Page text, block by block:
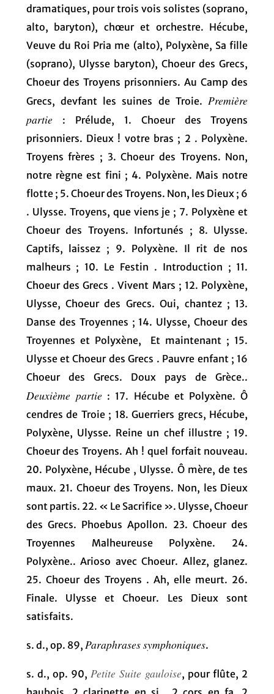
dramatiques, pour trois vois solistes (soprano,
alto, baryton), chœur et orchestre. Hécube,
Veuve du Roi Pria me (alto), Polyxène, Sa fille
(soprano), Ulysse baryton), Choeur des Grecs,
Choeur des Troyens prisonniers. Au Camp des
Grecs, devfant les suines de Troie. Première
partie
: Prélude, 1. Choeur des Troyens
prisonniers. Dieux ! votre bras ; 2 . Polyxène.
Troyens frères ; 3. Choeur des Troyens. Non,
notre règne est fini ; 4. Polyxène. Mais notre
flotte ; 5. Choeur des Troyens. Non, les Dieux ; 6
. Ulysse. Troyens, que viens je ; 7. Polyxène et
Choeur des Troyens. Infortunés ; 8. Ulysse.
Captifs, laissez ; 9. Polyxène. Il rit de nos
malheurs ; 10. Le Festin . Introduction ; 11.
Choeur des Grecs . Vivent Mars ; 12. Polyxène,
Ulysse, Choeur des Grecs. Oui, chantez ; 13.
Danse des Troyennes ; 14. Ulysse, Choeur des
Troyennes et Polyxène, Et maintenant ; 15.
Ulysse et Choeur des Grecs . Pauvre enfant ; 16
Choeur des Grecs. Doux pays de Grèce..
Deuxième partie: 17. Hécube et Polyxène. Ô
cendres de Troie ; 18. Guerriers grecs, Hécube,
Polyxène, Ulysse. Reine un chef illustre ; 19.
Choeur des Troyens. Ah ! quel forfait nouveau.
20. Polyxène, Hécube , Ulysse. Ô mère, de tes
maux. 21. Choeur des Troyens. Non, les Dieux
sont partis. 22. « Le Sacrifice ». Ulysse, Choeur
des Grecs. Phoebus Apollon. 23. Choeur des
Troyennes Malheureuse Polyxène. 24.
Polyxène.. Arioso avec Choeur. Allez, glanez.
25. Choeur des Troyens . Ah, elle meurt. 26.
Finale. Ulysse et Choeur. Les Dieux sont
satisfaits.
s. d., op. 89, Paraphrases symphoniques.
s. d., op. 90, Petite Suite gauloise, pour flûte, 2